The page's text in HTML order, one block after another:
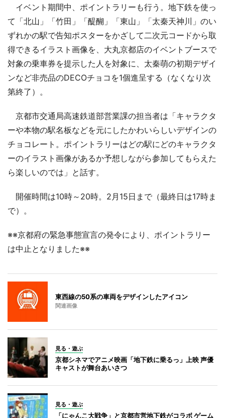
イベント期間中、ポイントラリーも行う。地下鉄を使っ
て「北山」「竹田」「醍醐」「東山」「太秦天神川」のい
ずれかの駅で告知ポスターをかざして二次元コードから取
得できるイラスト画像を、大丸京都店のイベントブースで
対象の乗車券を提示した人を対象に、太秦萌の初期デザイ
ンなど非売品のDECOチョコを1個進呈する（なくなり次
第終了）。
京都市交通局高速鉄道部営業課の担当者は「キャラクタ
ーや本物の駅名板などを元にしたかわいらしいデザインの
チョコレート。ポイントラリーはどの駅にどのキャラクタ
ーのイラスト画像があるか予想しながら参加してもらえた
ら楽しいのでは」と話す。
開催時間は10時～20時。2月15日まで（最終日は17時ま
で）。
※※京都府の緊急事態宣言の発令により、ポイントラリー
は中止となりました※※
東西線の50系の車両をデザインしたアイコン
関連画像
見る・遊ぶ
京都シネマでアニメ映画「地下鉄に乗るっ」上映 声優
キャストが舞台あいさつ
見る・遊ぶ
「にゃんこ大戦争」と京都市営地下鉄がコラボ ゲーム